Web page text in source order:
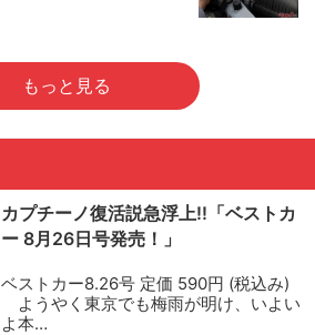
もっと見る
カプチーノ復活説急浮上!!「ベストカ
ー 8月26日号発売！」
ベストカー8.26号 定価 590円 (税込み)
ようやく東京でも梅雨が明け、いよい
よ本…